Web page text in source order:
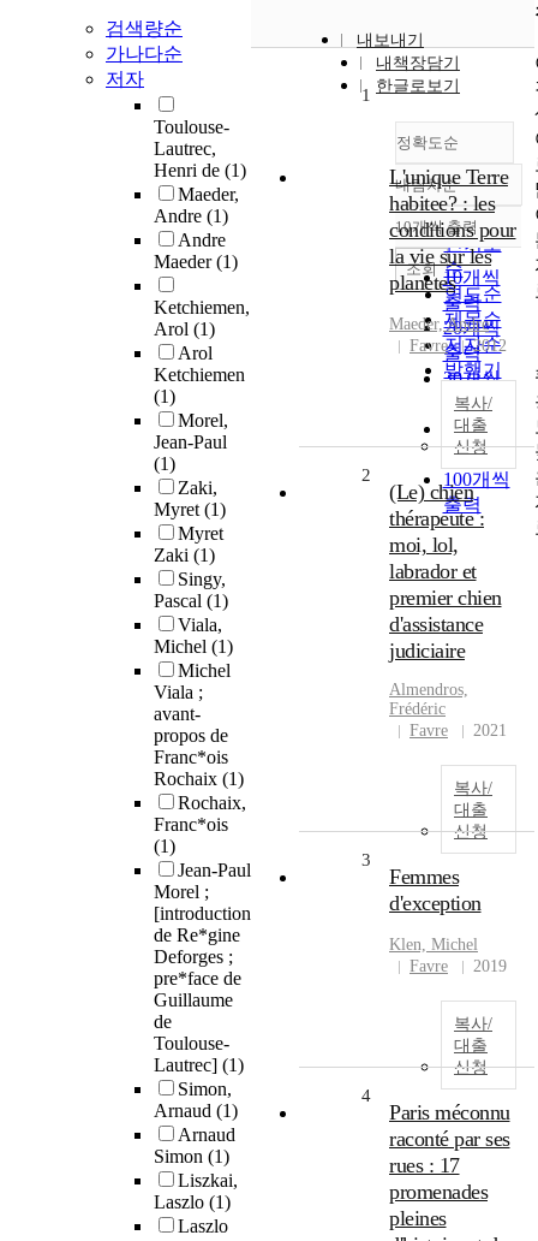
검색량순
가나다순
저자
Toulouse-
Lautrec,
Henri de (1)
Maeder,
Andre (1)
Andre
Maeder(1)
Ketchiemen,
Arol (1)
Arol
Ketchiemen
(1)
Morel,
Jean-Paul
(1)
Zaki,
Myret(1)
Myret
Zaki (1)
Singy,
Pascal (1)
Viala,
Michel (1)
Michel
Viala ;
avant-
propos de
Franc*ois
Rochaix (1)
Rochaix,
Franc*ois
(1)
Jean-Paul
Morel ;
[introduction
de Re*gine
Deforges ;
pre*face de
Guillaume
de
Toulouse-
Lautrec] (1)
Simon,
Arnaud (1)
Arnaud
Simon (1)
Liszkai,
Laszlo (1)
Laszlo
내보내기
내책장담기
한글로보기
정확도순
정확도
순
인기도
순
연도순
제목순
저자순
발행기
관순
내림차순
내림차순
10개씩 출력
10개씩
출력
20개씩
출력
30개씩
출력
50개씩
출력
100개씩
출력
조회
1
L'unique Terre
habitee? : les
conditions pour
la vie sur les
planetes
Maeder, Andre
Favre
2012
복사/
대출
신청
2
(Le) chien
thérapeute :
moi, lol,
labrador et
premier chien
d'assistance
judiciaire
Almendros,
Frédéric
Favre
2021
복사/
대출
신청
3
Femmes
d'exception
Klen, Michel
Favre
2019
복사/
대출
신청
4
Paris méconnu
raconté par ses
rues : 17
promenades
pleines